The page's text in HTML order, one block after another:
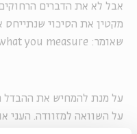
אבל לא את הדברים
מקטין את הסיכוי
שאומר: you are what you measure. מה שלא מיוצג, לא קיים.
על מנת להמחיש את ההבדל
על השוואה למזוודה. העני